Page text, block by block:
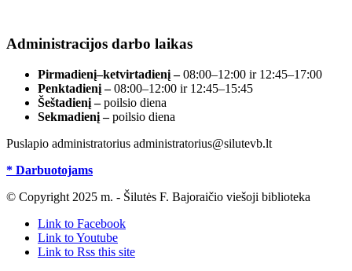
Administracijos darbo laikas
Pirmadienį–ketvirtadienį –08:00–12:00 ir 12:45–17:00
Penktadienį –08:00–12:00 ir 12:45–15:45
Šeštadienį –poilsio diena
Sekmadienį –poilsio diena
Puslapio administratorius administratorius@silutevb.lt
* Darbuotojams
© Copyright 2025 m. - Šilutės F. Bajoraičio viešoji biblioteka
Link to Facebook
Link to Youtube
Link to Rss this site